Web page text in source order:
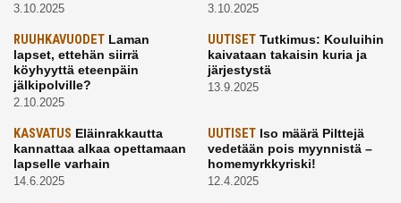
3.10.2025 3.10.2025
RUUHKAVUODET Laman
lapset, ettehän siirrä
köyhyyttä eteenpäin
jälkipolville?
2.10.2025
UUTISETTutkimus: Kouluihin
kaivataan takaisin kuria ja
järjestystä
13.9.2025
KASVATUS Eläinrakkautta
kannattaa alkaa opettamaan
lapselle varhain
14.6.2025
UUTISETIso määrä Pilttejä
vedetään pois myynnistä –
homemyrkkyriski!
12.4.2025